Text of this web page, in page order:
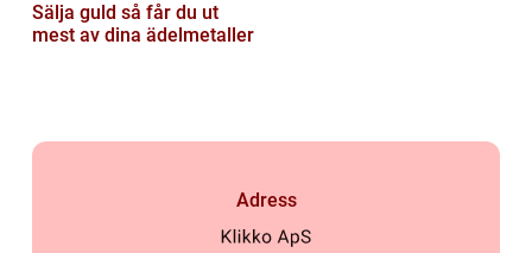
Sälja guld så får du ut
mest av dina ädelmetaller
Adress